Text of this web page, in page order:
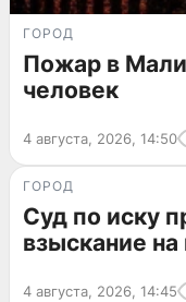
ГОРОД
Пожар в
человек
4 августа, 2026, 14:50
ГОРОД
Суд по иску
взыскание
4 августа, 2026, 14:45